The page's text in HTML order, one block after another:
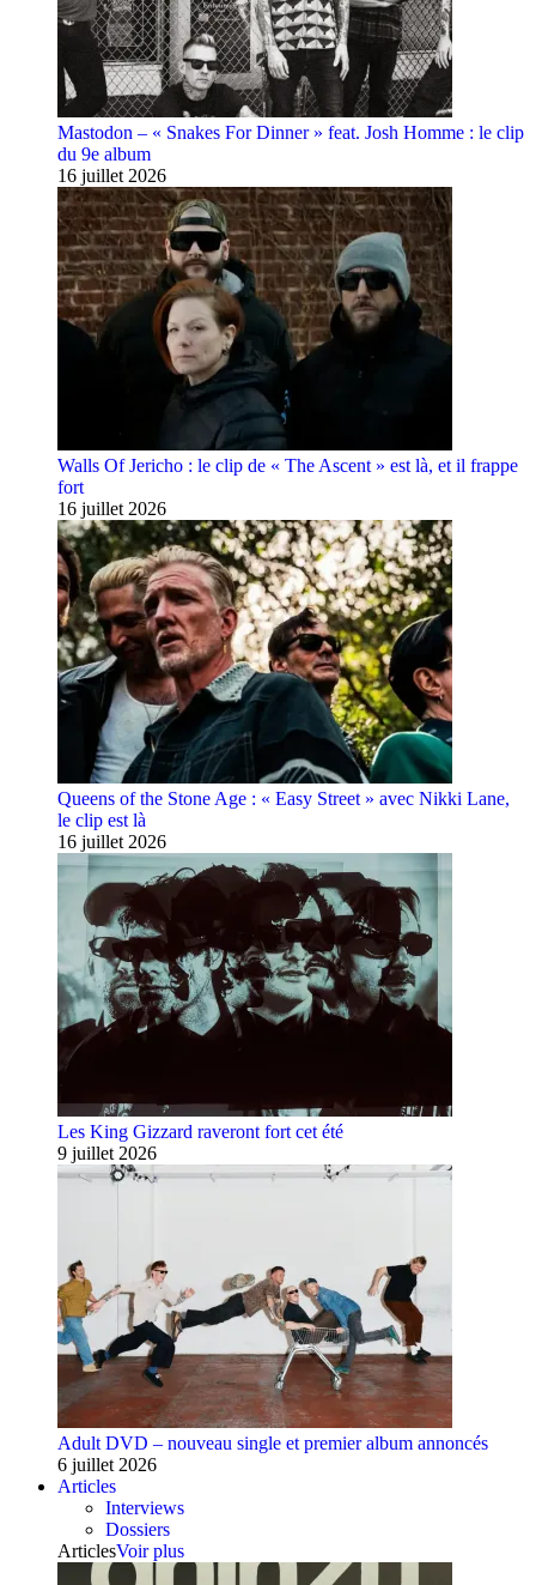
Mastodon – « Snakes For Dinner » feat. Josh Homme : le clip
du 9e album
16 juillet 2026
Walls Of Jericho : le clip de « The Ascent » est là, et il frappe
fort
16 juillet 2026
Queens of the Stone Age : « Easy Street » avec Nikki Lane,
le clip est là
16 juillet 2026
Les King Gizzard raveront fort cet été
9 juillet 2026
Adult DVD – nouveau single et premier album annoncés
6 juillet 2026
Articles
Interviews
Dossiers
ArticlesVoir plus